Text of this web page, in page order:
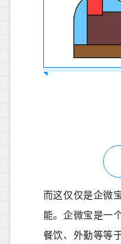
而这仅仅是企微
能。企微宝是一
餐饮、外勤等等